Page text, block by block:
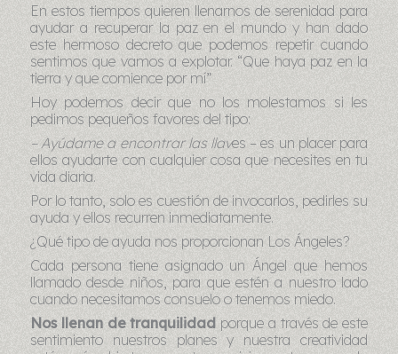
En estos tiempos quieren llenarnos de serenidad para
ayudar a recuperar la paz en el mundo y han dado
este hermoso decreto que podemos repetir cuando
sentimos que vamos a explotar. “Que haya paz en la
tierra y que comience por mí”
Hoy podemos decir que no los molestamos si les
pedimos pequeños favores del tipo:
– Ayúdame a encontrar las llaves – es un placer para
ellos ayudarte con cualquier cosa que necesites en tu
vida diaria.
Por lo tanto, solo es cuestión de invocarlos, pedirles su
ayuda y ellos recurren inmediatamente.
¿Qué tipo de ayuda nos proporcionan Los Ángeles?
Cada persona tiene asignado un Ángel que hemos
llamado desde niños, para que estén a nuestro lado
cuando necesitamos consuelo o tenemos miedo.
Nos llenan de tranquilidad porque a través de este
sentimiento nuestros planes y nuestra creatividad